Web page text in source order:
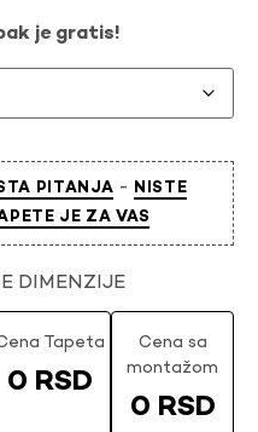
je gratis!
PITANJA - NISTE
JE ZA VAS
DIMENZIJE
Tapeta
0 RSD
Cena sa
montažom
0 RSD